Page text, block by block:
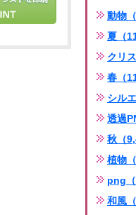
動物
夏（
クリ
春（
シル
透過
秋（
植物
png（
和風